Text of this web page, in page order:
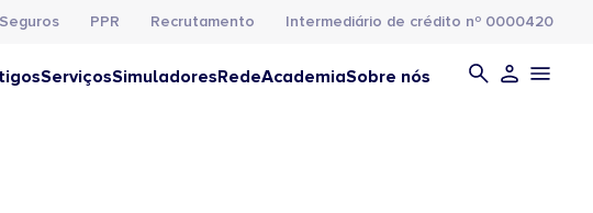
Seguros PPR Recrutamento Intermediário de crédito nº 0000420
ServiçosSimuladoresRedeAcademiaSobre nós